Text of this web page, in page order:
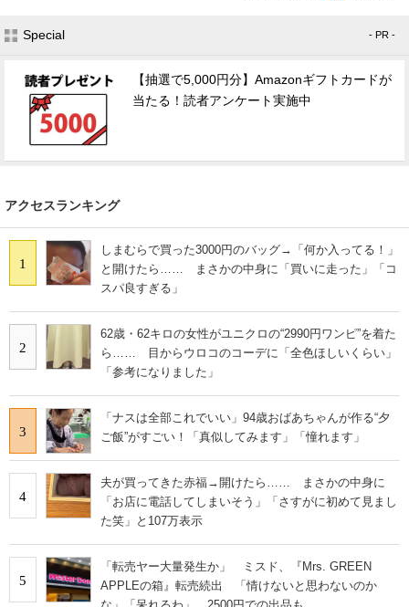
Special - PR -
【抽選で5,000円分】Amazonギフトカードが
当たる！読者アンケート実施中
アクセスランキング
1
しまむらで買った3000円のバッグ→「何か入ってる！」
と開けたら…… まさかの中身に「買いに走った」「コ
スパ良すぎる」
2
62歳・62キロの女性がユニクロの“2990円ワンピ”を着た
ら…… 目からウロコのコーデに「全色ほしいくらい」
「参考になりました」
3
「ナスは全部これでいい」94歳おばあちゃんが作る“夕
ご飯”がすごい！「真似してみます」「憧れます」
4
夫が買ってきた赤福→開けたら…… まさかの中身に
「お店に電話してしまいそう」「さすがに初めて見まし
た笑」と107万表示
5
「転売ヤー大量発生か」 ミスド、『Mrs. GREEN
APPLEの箱』転売続出 「情けないと思わないのか